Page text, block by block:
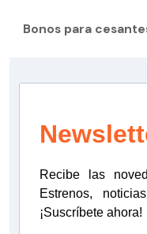
Bonos para
Recibe las
Estrenos,
¡Suscríbete ahora!